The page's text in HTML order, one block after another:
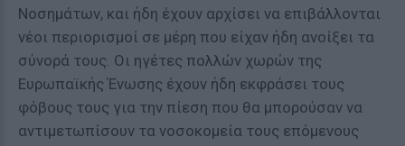
Νοσημάτων, και ήδη έχουν αρχίσει να επιβάλλονται
νέοι περιορισμοί σε μέρη που είχαν ήδη ανοίξει τα
σύνορά τους. Οι ηγέτες πολλών χωρών της
Ευρωπαϊκής Ένωσης έχουν ήδη εκφράσει τους
φόβους τους για την πίεση που θα μπορούσαν να
αντιμετωπίσουν τα νοσοκομεία τους επόμενους